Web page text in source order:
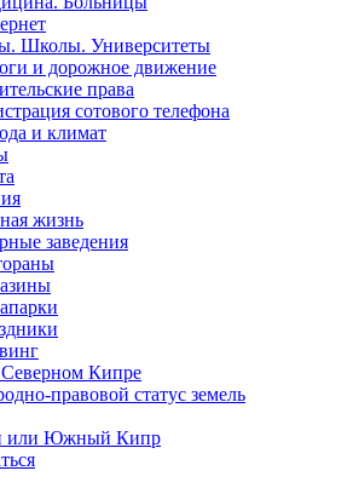
Школы. Университеты
и дорожное движение
права
сотового телефона
и климат
жизнь
заведения
Кипре
правовой статус земель
или Южный Кипр